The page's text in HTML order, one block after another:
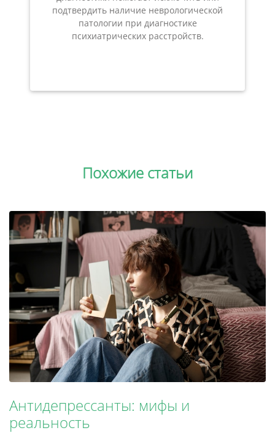
подтвердить наличие неврологической
патологии при диагностике
психиатрических расстройств.
Похожие статьи
Антидепрессанты: мифы и
реальность